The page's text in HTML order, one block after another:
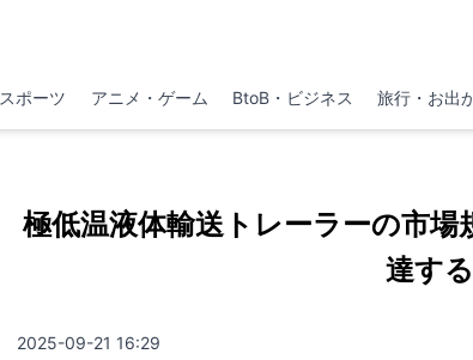
スポーツ アニメ・ゲーム BtoB・ビジネス 旅行・お出
極低温液体輸送トレーラーの市
達す
2025-09-21 16:29